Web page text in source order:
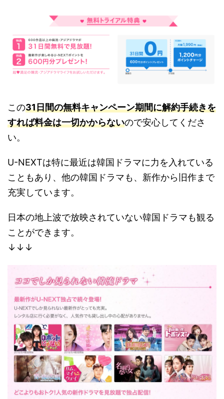
この31日間の無料キャンペーン期間に解約手続きを
すれば料金は一切かからないので安心してくださ
い。
U-NEXTは特に最近は韓国ドラマに力を入れている
こともあり、他の韓国ドラマも、新作から旧作まで
充実しています。
日本の地上波で放映されていない韓国ドラマも観る
ことができます。
↓↓↓